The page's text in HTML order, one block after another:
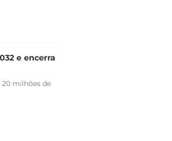
e encerra
milhões de